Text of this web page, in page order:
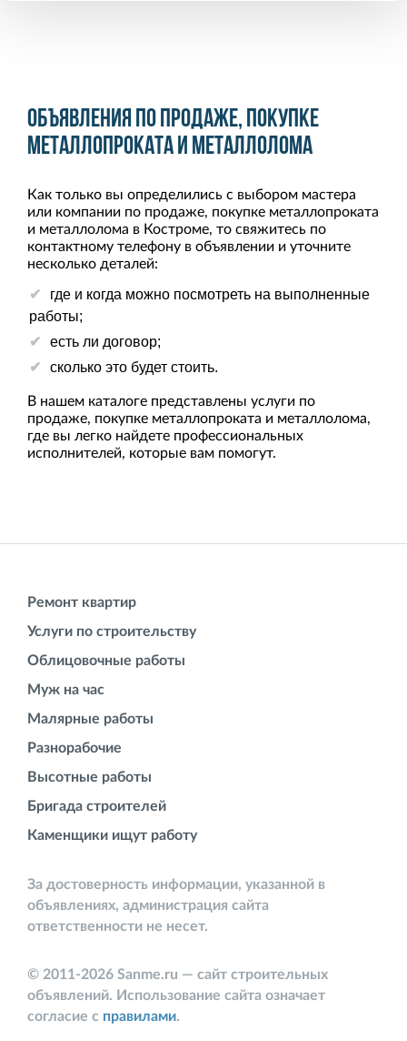
Объявления по продаже, покупке
металлопроката и металлолома
Как только вы определились с выбором мастера
или компании по продаже, покупке металлопроката
и металлолома в Костроме, то свяжитесь по
контактному телефону в объявлении и уточните
несколько деталей:
где и когда можно посмотреть на выполненные
работы;
есть ли договор;
сколько это будет стоить.
В нашем каталоге представлены услуги по
продаже, покупке металлопроката и металлолома,
где вы легко найдете профессиональных
исполнителей, которые вам помогут.
Ремонт квартир
Услуги по строительству
Облицовочные работы
Муж на час
Малярные работы
Разнорабочие
Высотные работы
Бригада строителей
Каменщики ищут работу
За достоверность информации, указанной в
объявлениях, администрация сайта
ответственности не несет.
© 2011-2026 Sanme.ru — сайт строительных
объявлений. Использование сайта означает
согласие с правилами.